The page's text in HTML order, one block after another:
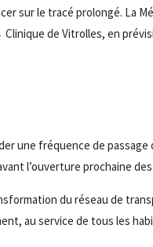
sur le tracé prolongé. La
de Vitrolles, en
une fréquence de
l’ouverture prochaine
du réseau de
au service de tous les